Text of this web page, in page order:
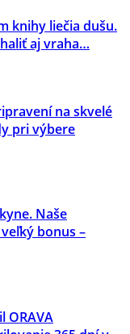
knihy liečia dušu.
aj vraha…
na skvelé
pri výbere
Naše
bonus –
ORAVA